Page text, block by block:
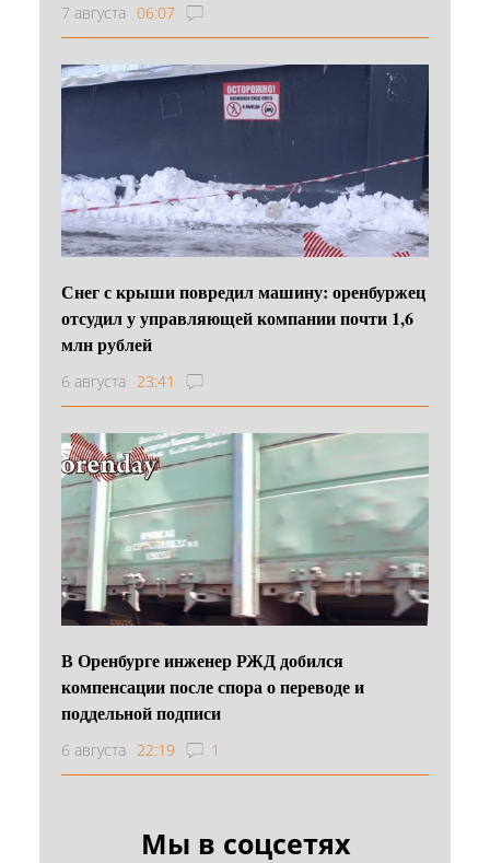
7 августа 06:07
Снег с крыши повредил машину: оренбуржец
отсудил у управляющей компании почти 1,6
млн рублей
6 августа 23:41
В Оренбурге инженер РЖД добился
компенсации после спора о переводе и
поддельной подписи
6 августа 22:19 1
Мы в соцсетях